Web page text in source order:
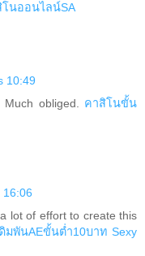
นออนไลน์SA
10:49
obliged.
คาสิโนขั้น
16:06
lot of effort to create this
ดิมพันAEขั้นต่ำ10บาท Sexy